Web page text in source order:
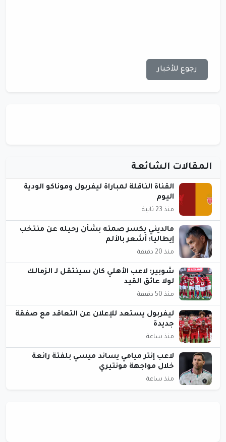
رجوع للأخبار
المقالات الشائعة
القناة الناقلة لمباراة ليفربول وموناكو الودية
اليوم
منذ 23 ثانية
مالديني يكسر صمته بشأن رحيله عن منتخب
إيطاليا: أشعر بالألم
منذ 20 دقيقة
شوبير: لاعب الأهلي كان سينتقل لـ الزمالك
لولا عائق القيد
منذ 50 دقيقة
ليفربول يستعد للإعلان عن التعاقد مع صفقة
جديدة
منذ ساعة
لاعب إنتر ميامي يساند ميسي بلفتة رائعة
خلال مواجهة مونتيري
منذ ساعة